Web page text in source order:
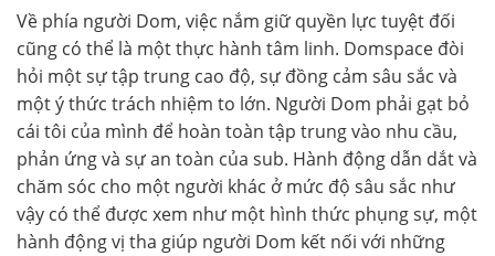
Về phía người Dom, việc nắm giữ quyền lực tuyệt đối
cũng có thể là một thực hành tâm linh. Domspace đòi
hỏi một sự tập trung cao độ, sự đồng cảm sâu sắc và
một ý thức trách nhiệm to lớn. Người Dom phải gạt bỏ
cái tôi của mình để hoàn toàn tập trung vào nhu cầu,
phản ứng và sự an toàn của sub. Hành động dẫn dắt và
chăm sóc cho một người khác ở mức độ sâu sắc như
vậy có thể được xem như một hình thức phụng sự, một
hành động vị tha giúp người Dom kết nối với những